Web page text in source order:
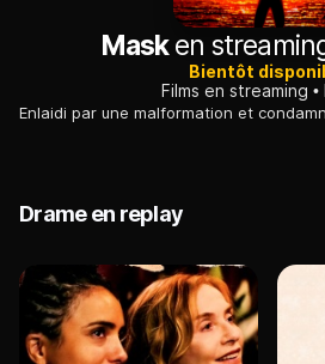
Masken
Bientôt
Films en streaming
Drame en replay